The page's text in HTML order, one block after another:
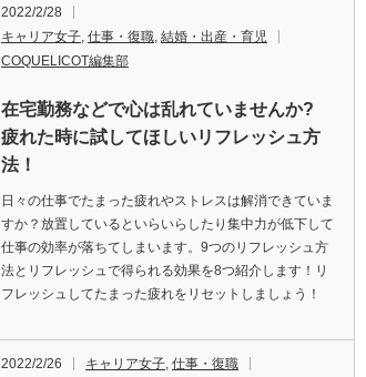
2022/2/28
キャリア女子, 仕事・復職, 結婚・出産・育児
COQUELICOT編集部
在宅勤務などで心は乱れていませんか?
疲れた時に試してほしいリフレッシュ方
法！
日々の仕事でたまった疲れやストレスは解消できていま
すか？放置しているといらいらしたり集中力が低下して
仕事の効率が落ちてしまいます。9つのリフレッシュ方
法とリフレッシュで得られる効果を8つ紹介します！リ
フレッシュしてたまった疲れをリセットしましょう！
2022/2/26 キャリア女子, 仕事・復職